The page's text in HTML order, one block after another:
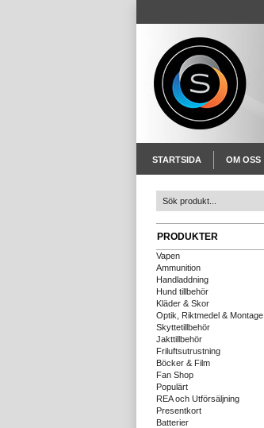
STARTSIDA OM OSS
PRODUKTER
Vapen
Ammunition
Handladdning
Hund tillbehör
Kläder & Skor
Optik, Riktmedel & Montage
Skyttetillbehör
Jakttillbehör
Friluftsutrustning
Böcker & Film
Fan Shop
Populärt
REA och Utförsäljning
Presentkort
Batterier